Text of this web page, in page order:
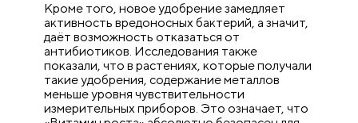
Кроме того, новое удобрение замедляет
активность вредоносных бактерий, а значит,
даёт возможность отказаться от
антибиотиков. Исследования также
показали, что в растениях, которые получали
такие удобрения, содержание металлов
меньше уровня чувствительности
измерительных приборов. Это означает, что